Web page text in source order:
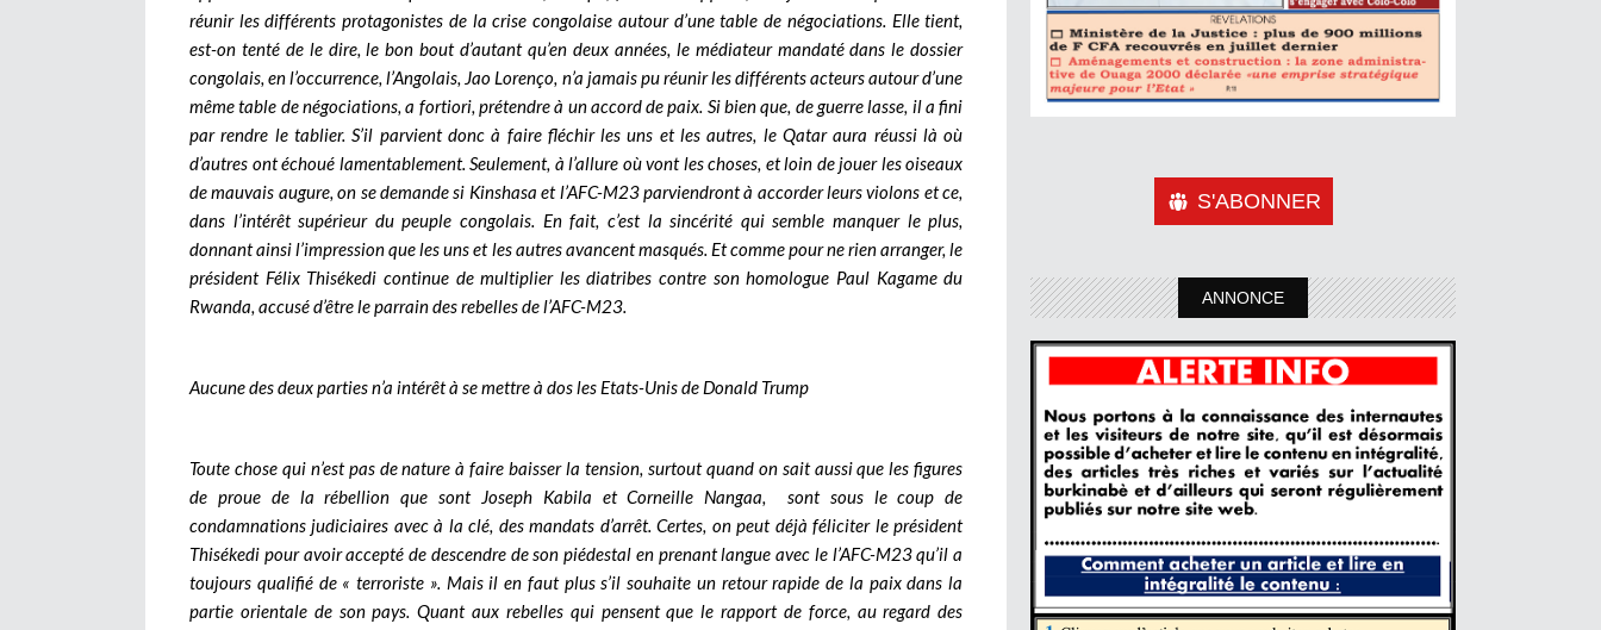
réunir les différents protagonistes de la crise congolaise autour d’une table de négociations. Elle tient,
est-on tenté de le dire, le bon bout d’autant qu’en deux années, le médiateur mandaté dans le dossier
congolais, en l’occurrence, l’Angolais, Jao Lorenço, n’a jamais pu réunir les différents acteurs autour d’une
même table de négociations, a fortiori, prétendre à un accord de paix. Si bien que, de guerre lasse, il a fini
par rendre le tablier. S’il parvient donc à faire fléchir les uns et les autres, le Qatar aura réussi là où
d’autres ont échoué lamentablement. Seulement, à l’allure où vont les choses, et loin de jouer les oiseaux
de mauvais augure, on se demande si Kinshasa et l’AFC-M23 parviendront à accorder leurs violons et ce,
dans l’intérêt supérieur du peuple congolais. En fait, c’est la sincérité qui semble manquer le plus,
donnant ainsi l’impression que les uns et les autres avancent masqués. Et comme pour ne rien arranger, le
président Félix Thisékedi continue de multiplier les diatribes contre son homologue Paul Kagame du
Rwanda, accusé d’être le parrain des rebelles de l’AFC-M23.
Aucune des deux parties n’a intérêt à se mettre à dos les Etats-Unis de Donald Trump
Toute chose qui n’est pas de nature à faire baisser la tension, surtout quand on sait aussi que les figures
de proue de la rébellion que sont Joseph Kabila et Corneille Nangaa, sont sous le coup de
condamnations judiciaires avec à la clé, des mandats d’arrêt. Certes, on peut déjà féliciter le président
Thisékedi pour avoir accepté de descendre de son piédestal en prenant langue avec le l’AFC-M23 qu’il a
toujours qualifié de « terroriste ». Mais il en faut plus s’il souhaite un retour rapide de la paix dans la
partie orientale de son pays. Quant aux rebelles qui pensent que le rapport de force, au regard des
S'ABONNER
ANNONCE